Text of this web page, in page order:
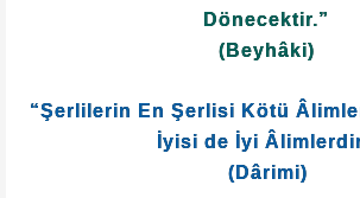
Dönecektir.”
(Beyhâki)
“Şerlilerin En Şerlisi Kötü
İyisi de İyi
(Dârimi)